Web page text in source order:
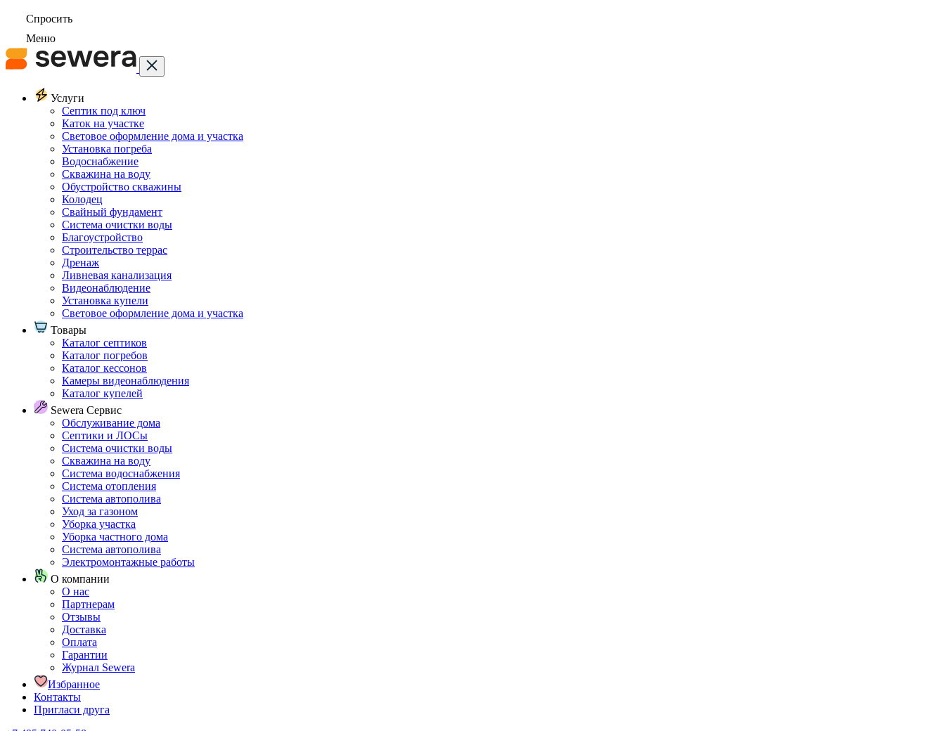
Спросить
Меню
Услуги
Септик под ключ
Каток на участке
Световое оформление дома и участка
Установка погреба
Водоснабжение
Скважина на воду
Обустройство скважины
Колодец
Свайный фундамент
Система очистки воды
Благоустройство
Строительство террас
Дренаж
Ливневая канализация
Видеонаблюдение
Установка купели
Световое оформление дома и участка
Товары
Каталог септиков
Каталог погребов
Каталог кессонов
Камеры видеонаблюдения
Каталог купелей
Sewera Сервис
Обслуживание дома
Септики и ЛОСы
Система очистки воды
Скважина на воду
Система водоснабжения
Система отопления
Система автополива
Уход за газоном
Уборка участка
Уборка частного дома
Система автополива
Электромонтажные работы
О компании
О нас
Партнерам
Отзывы
Доставка
Оплата
Гарантии
Журнал Sewera
Избранное
Контакты
Пригласи друга